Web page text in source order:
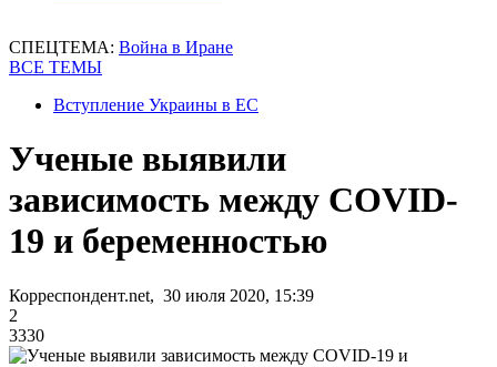
СПЕЦТЕМА: Война в Иране
ВСЕ ТЕМЫ
Вступление Украины в ЕС
Ученые выявили
зависимость между COVID-
19 и беременностью
Корреспондент.net, 30 июля 2020, 15:39
2
3330